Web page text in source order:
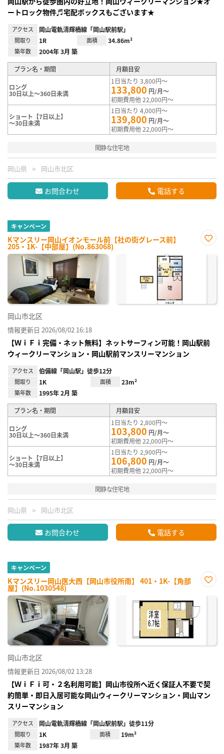
ートロック物件♬宅配ボックスもございます★
アクセス 岡山電軌清輝橋線「岡山駅前駅」
間取り 1R 面積 34.86m²
築年数 2004年 3月 築
プラン名・期間 月額目安
ロング
30日以上～360日未満
1日当たり 3,800円～
133,800 円/月～
初期費用他 22,000円～
ショート【7日以上】
～30日未満
1日当たり 4,000円～
139,800 円/月～
初期費用他 22,000円～
閑静な住宅地
岡山県 岡山市北区
お問合わせ 電話する
キャンペーン
Kマンスリー岡山イオンモール前【社の街グレース前】
205・1K-【中部屋】(No.863068)
に入
岡山市北区
情報更新日 2026/08/02 16:18
【ＷｉＦｉ完備・ネット無料】ネットサーフィン可能！岡山駅前
ウィークリーマンション・岡山駅前マンスリーマンション
アクセス 伯備線「岡山駅」徒歩12分
間取り 1K 面積 23m²
築年数 1995年 2月 築
プラン名・期間 月額目安
ロング
30日以上～360日未満
1日当たり 2,800円～
103,800 円/月～
初期費用他 22,000円～
ショート【7日以上】
～30日未満
1日当たり 2,900円～
106,800 円/月～
初期費用他 22,000円～
閑静な住宅地
岡山県 岡山市北区
お問合わせ 電話する
キャンペーン
Kマンスリー岡山医大西【岡山市役所南】 401・1K-【角部
屋】(No.1030548)
に入
岡山市北区
情報更新日 2026/08/02 13:28
【ＷｉＦｉ可・２名利用可能】岡山市役所へ近く保証人不要で契
約簡単・即日入居可能な岡山ウィークリーマンション・岡山マン
スリーマンション
アクセス 岡山電軌清輝橋線「岡山駅前駅」徒歩11分
間取り 1K 面積 19m²
築年数 1987年 3月 築